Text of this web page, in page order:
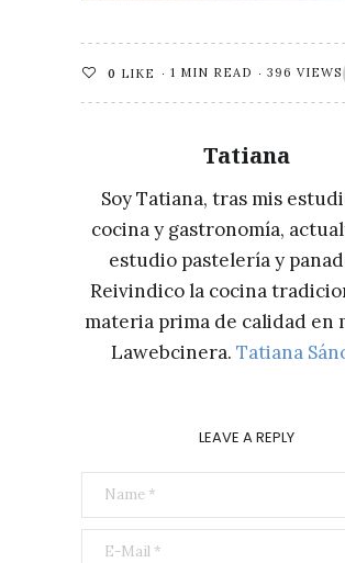
0 LIKE 1 MIN READ 396 VIEWS
Tatiana
Soy Tatiana, tras mis
cocina y gastronomía,
estudio pastelería y
Reivindico la cocina
materia prima de calidad en
Lawebcinera. Tatiana
LEAVE A REPLY